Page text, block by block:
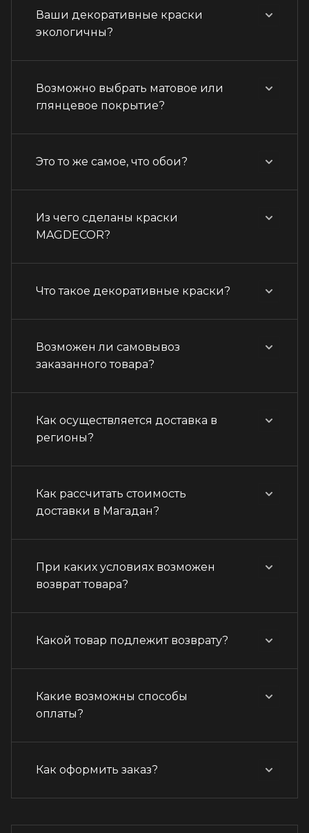
Ваши декоративные краски
экологичны?
Возможно выбрать матовое или
глянцевое покрытие?
Это то же самое, что обои?
Из чего сделаны краски
MAGDECOR?
Что такое декоративные краски?
Возможен ли самовывоз
заказанного товара?
Как осуществляется доставка в
регионы?
Как рассчитать стоимость
доставки в Магадан?
При каких условиях возможен
возврат товара?
Какой товар подлежит возврату?
Какие возможны способы
оплаты?
Как оформить заказ?